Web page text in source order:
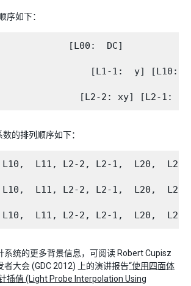
序如下：
[L00:  DC]
[L1-1:  y] [L10:
数的排列顺序如下：
L11, L2-2, L2-1,  L20,  L21,
L11, L2-2, L2-1,  L20,  L21,
系统的更多背景信息，可阅读 Robert Cupisz
者大会 (GDC 2012) 上的演讲报告“使用四面体
插值 (Light Probe Interpolation Using